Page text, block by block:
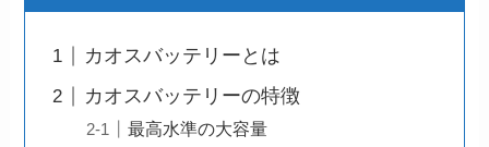
カオスバッテリーとは
カオスバッテリーの特徴
最高水準の大容量